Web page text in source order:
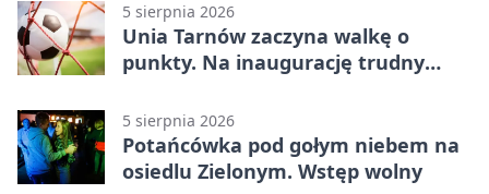
5 sierpnia 2026
Unia Tarnów zaczyna walkę o
punkty. Na inaugurację trudny
5 sierpnia 2026
Potańcówka pod gołym niebem na
osiedlu Zielonym. Wstęp wolny